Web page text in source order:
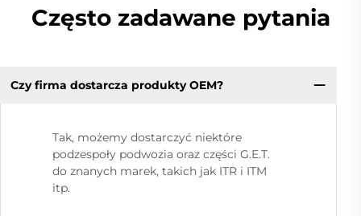
Często zadawane pytania
Czy firma dostarcza produkty OEM?
Tak, możemy dostarczyć niektóre
podzespoły podwozia oraz części G.E.T.
do znanych marek, takich jak ITR i ITM
itp.